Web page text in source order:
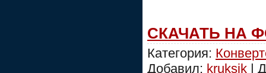
СКАЧАТЬ НА
Категория:
Добавил: kruksik |